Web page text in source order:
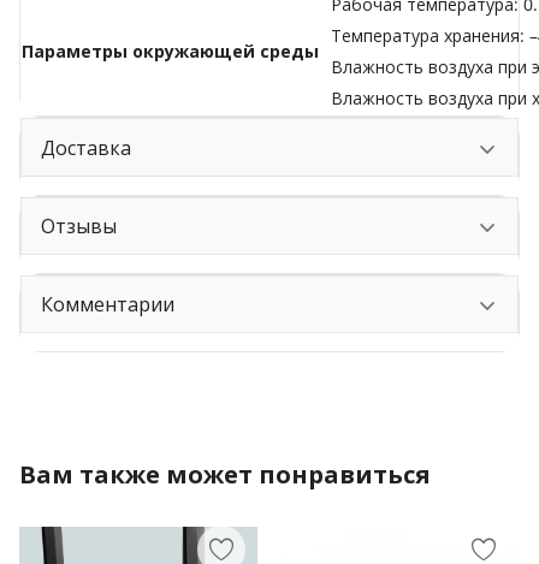
Параметры окружающей среды
Рабочая температура:
Температура хранения:
Влажность воздуха при
Влажность воздуха при
Доставка
Отзывы
Комментарии
Вам также может понравиться